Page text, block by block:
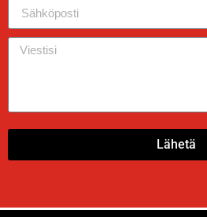
Lähetä